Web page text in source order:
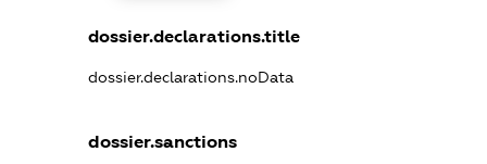
dossier.declarations.title
dossier.declarations.noData
dossier.sanctions